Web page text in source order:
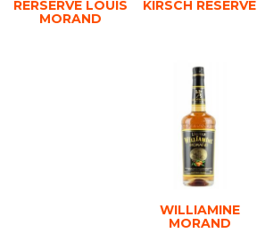
RERSERVE LOUIS
MORAND
KIRSCH RESERVE
WILLIAMINE
MORAND